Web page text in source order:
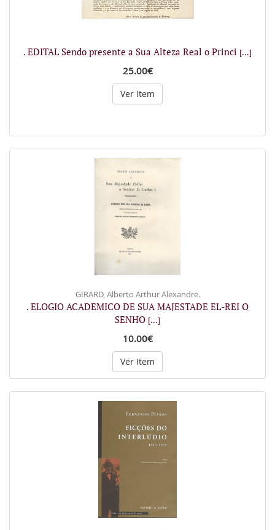
. EDITAL Sendo presente a Sua Alteza Real o Princi [...]
25.00€
Ver Item
GIRARD, Alberto Arthur Alexandre.
. ELOGIO ACADEMICO DE SUA MAJESTADE EL-REI O
SENHO [...]
10.00€
Ver Item